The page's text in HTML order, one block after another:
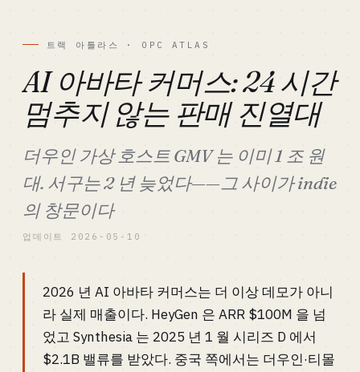
트랙 아틀라스 · OPC ATLAS
AI 아바타 커머스: 24 시간
멈추지 않는 판매 진열대
더우인 가상 호스트 GMV 는 이미 1 조 원
대. 서구는 2 년 늦었다——그 사이가 indie
의 창문이다
업데이트 2026-05-10
2026 년 AI 아바타 커머스는 더 이상 데모가 아니
라 실제 매출이다. HeyGen 은 ARR $100M 을 넘
었고 Synthesia 는 2025 년 1 월 시리즈 D 에서
$2.1B 밸류를 받았다. 중국 쪽에서는 더우인·티몰